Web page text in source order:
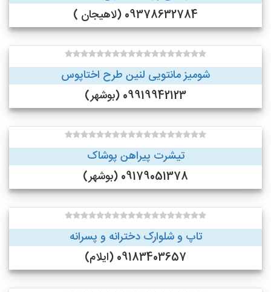
09378632784 (لاهیجان )
شومیز مانتویی لنین طرح اختاپوس
09919942123 (بوشهر)
تیشرت پیراهن پوشاک
09179051378 (بوشهر)
تاپ و شلوارک دخترانه و پسرانه
09183403657 (ایلام)